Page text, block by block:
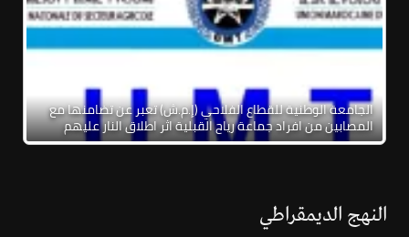
الجامعة الوطنية للقطاع الفلاحي (إ.م.ش) تعبر عن تضامنها مع
المصابين من افراد جماعة رياح القبلية اثر اطلاق النار عليهم
النهج الديمقراطي